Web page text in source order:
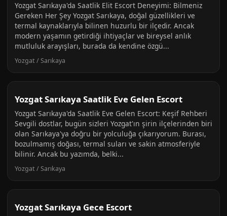
Yozgat Sarıkaya'da Saatlik Elit Escort Deneyimi: Bilmeniz
Gereken Her Şey Yozgat Sarıkaya, doğal güzellikleri ve
termal kaynaklarıyla bilinen huzurlu bir ilçedir. Ancak
modern yaşamın getirdiği ihtiyaçlar ve bireysel anlık
mutluluk arayışları, burada da kendine özgü...
Yozgat / Sarıkaya
Yozgat Sarıkaya Saatlik Eve Gelen Escort
Yozgat Sarıkaya'da Saatlik Eve Gelen Escort: Keşif Rehberi
Sevgili dostlar, bugün sizleri Yozgat'ın şirin ilçelerinden biri
olan Sarıkaya'ya doğru bir yolculuğa çıkarıyorum. Burası,
bozulmamış doğası, termal suları ve sakin atmosferiyle
bilinir. Ancak bu yazımda, belki...
Yozgat / Sarıkaya
Yozgat Sarıkaya Gece Escort